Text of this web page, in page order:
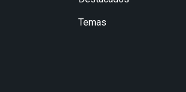
Temas